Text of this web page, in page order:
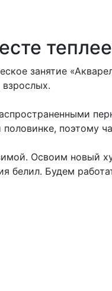
занятие
поэтому
Освоим новый
белил. Будем